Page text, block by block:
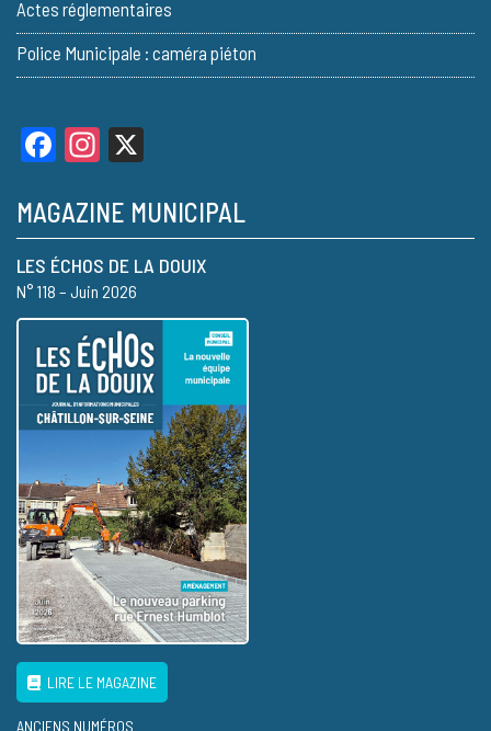
Actes réglementaires
Police Municipale : caméra piéton
FacebookInstagram
MAGAZINE MUNICIPAL
LES ÉCHOS DE LA DOUIX
N° 118 – Juin 2026
LIRE LE MAGAZINE
ANCIENS NUMÉROS